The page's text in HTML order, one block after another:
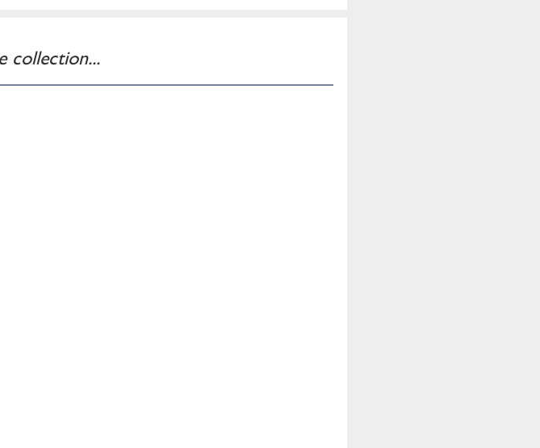
collection...